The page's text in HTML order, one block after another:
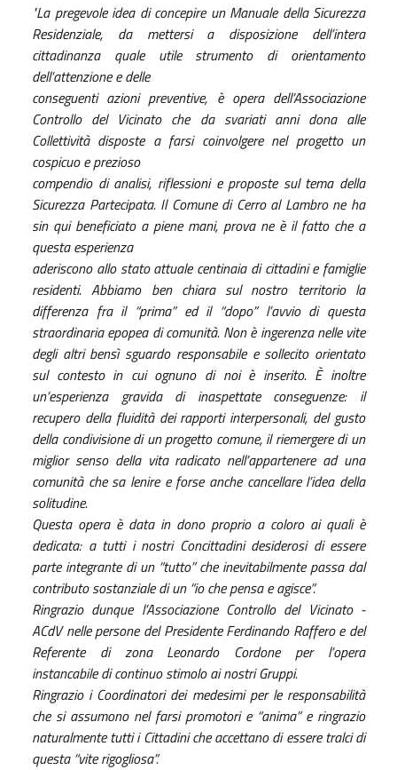
"La pregevole idea di concepire un Manuale della Sicurezza
Residenziale, da mettersi a disposizione dell’intera
cittadinanza quale utile strumento di orientamento
dell’attenzione e delle
conseguenti azioni preventive, è opera dell’Associazione
Controllo del Vicinato che da svariati anni dona alle
Collettività disposte a farsi coinvolgere nel progetto un
cospicuo e prezioso
compendio di analisi, riflessioni e proposte sul tema della
Sicurezza Partecipata. Il Comune di Cerro al Lambro ne ha
sin qui beneficiato a piene mani, prova ne è il fatto che a
questa esperienza
aderiscono allo stato attuale centinaia di cittadini e famiglie
residenti. Abbiamo ben chiara sul nostro territorio la
differenza fra il “prima” ed il “dopo” l’avvio di questa
straordinaria epopea di comunità. Non è ingerenza nelle vite
degli altri bensì sguardo responsabile e sollecito orientato
sul contesto in cui ognuno di noi è inserito. È inoltre
un’esperienza gravida di inaspettate conseguenze: il
recupero della fluidità dei rapporti interpersonali, del gusto
della condivisione di un progetto comune, il riemergere di un
miglior senso della vita radicato nell’appartenere ad una
comunità che sa lenire e forse anche cancellare l’idea della
solitudine.
Questa opera è data in dono proprio a coloro ai quali è
dedicata: a tutti i nostri Concittadini desiderosi di essere
parte integrante di un “tutto” che inevitabilmente passa dal
contributo sostanziale di un “io che pensa e agisce”.
Ringrazio dunque l’Associazione Controllo del Vicinato -
ACdV nelle persone del Presidente Ferdinando Raffero e del
Referente di zona Leonardo Cordone per l’opera
instancabile di continuo stimolo ai nostri Gruppi.
Ringrazio i Coordinatori dei medesimi per le responsabilità
che si assumono nel farsi promotori e “anima” e ringrazio
naturalmente tutti i Cittadini che accettano di essere tralci di
questa “vite rigogliosa”.